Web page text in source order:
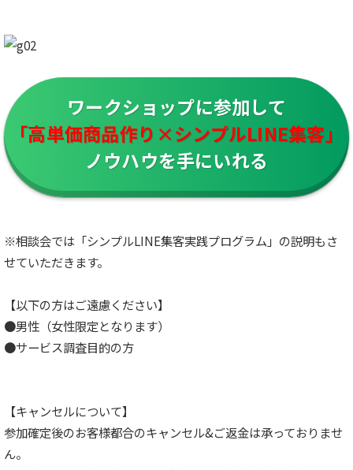
ワークショップに参加して
「高単価商品作り×シンプルLINE集客」
ノウハウを手にいれる
※相談会では「シンプルLINE集客実践プログラム」の説明もさ
せていただきます。
【以下の方はご遠慮ください】
●男性（女性限定となります）
●サービス調査目的の方
【キャンセルについて】
参加確定後のお客様都合のキャンセル&ご返金は承っておりませ
ん。